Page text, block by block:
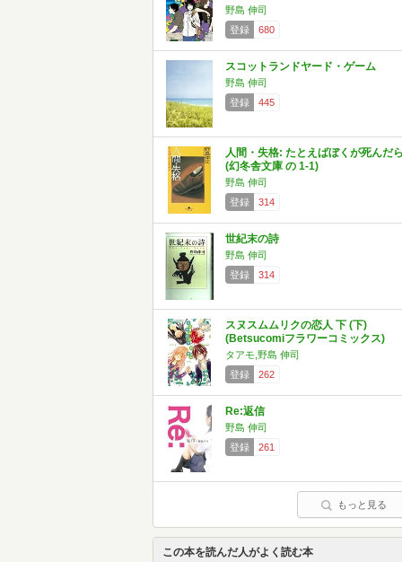
野島 伸司
登録
680
スコットランドヤード・ゲーム
野島 伸司
登録
445
人間・失格: たとえばぼくが死んだ
(幻冬舎文庫 の 1-1)
野島 伸司
登録
314
世紀末の詩
野島 伸司
登録
314
スヌスムムリクの恋人 下 (下)
(Betsucomiフラワーコミックス)
タアモ,野島 伸司
登録
262
Re:返信
野島 伸司
登録
261
もっと見る
この本を読んだ人がよく読む本